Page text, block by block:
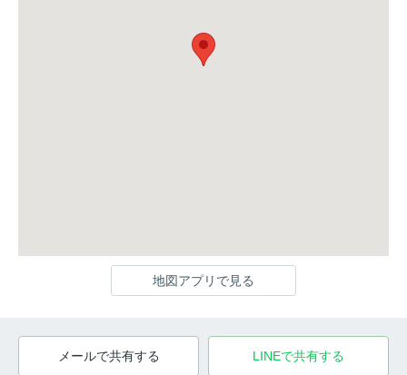
地図アプリで見る
メールで共有する LINEで共有する